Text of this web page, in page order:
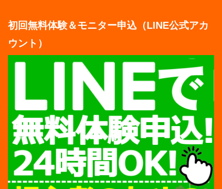
初回無料体験＆モニター申込（LINE公式アカ
ウント）